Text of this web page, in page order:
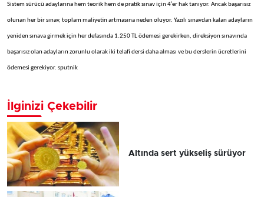
Sistem sürücü adaylarına hem teorik hem de pratik sınav için 4’er hak tanıyor. Ancak başarısız
olunan her bir sınav, toplam maliyetin artmasına neden oluyor. Yazılı sınavdan kalan adayların
yeniden sınava girmek için her defasında 1.250 TL ödemesi gerekirken, direksiyon sınavında
başarısız olan adayların zorunlu olarak iki telafi dersi daha alması ve bu derslerin ücretlerini
ödemesi gerekiyor. sputnik
İlginizi Çekebilir
Altında sert yükseliş sürüyor